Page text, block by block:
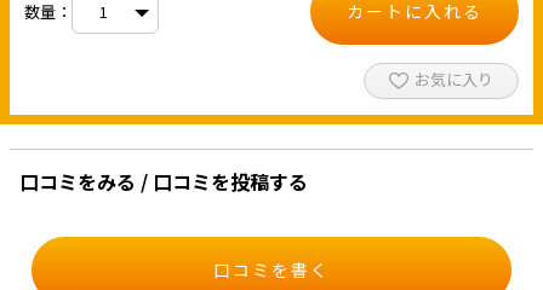
数量： カートに入れる
お気に入り
口コミをみる / 口コミを投稿する
口コミを書く